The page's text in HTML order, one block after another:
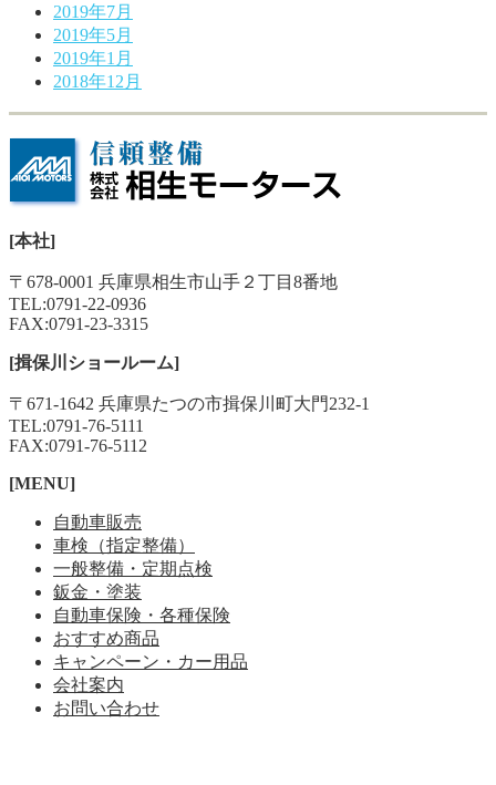
2019年7月
2019年5月
2019年1月
2018年12月
[本社]
〒678-0001 兵庫県相生市山手２丁目8番地
TEL:0791-22-0936
FAX:0791-23-3315
[揖保川ショールーム]
〒671-1642 兵庫県たつの市揖保川町大門232-1
TEL:0791-76-5111
FAX:0791-76-5112
[MENU]
自動車販売
車検（指定整備）
一般整備・定期点検
鈑金・塗装
自動車保険・各種保険
おすすめ商品
キャンペーン・カー用品
会社案内
お問い合わせ